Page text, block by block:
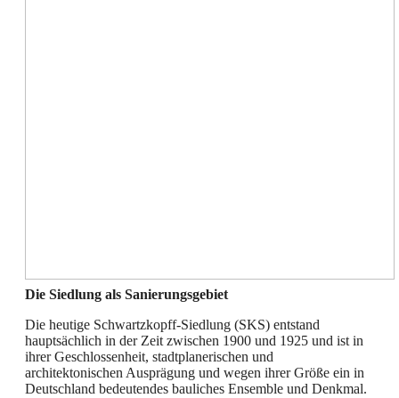
Die Siedlung als Sanierungsgebiet
Die heutige Schwartzkopff-Siedlung (SKS) entstand
hauptsächlich in der Zeit zwischen 1900 und 1925 und ist in
ihrer Geschlossenheit, stadtplanerischen und
architektonischen Ausprägung und wegen ihrer Größe ein in
Deutschland bedeutendes bauliches Ensemble und Denkmal.